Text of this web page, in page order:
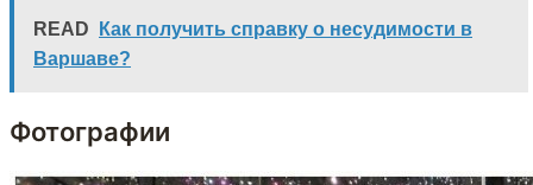
READ
Как получить справку о несудимости в
Варшаве?
Фотографии